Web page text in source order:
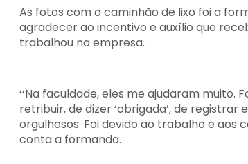
As fotos com o caminhão de lixo foi a
agradecer ao incentivo e auxílio que
trabalhou na empresa.
‘‘Na faculdade, eles me ajudaram muito.
retribuir, de dizer ‘obrigada’, de
orgulhosos. Foi devido ao trabalho e aos
conta a formanda.